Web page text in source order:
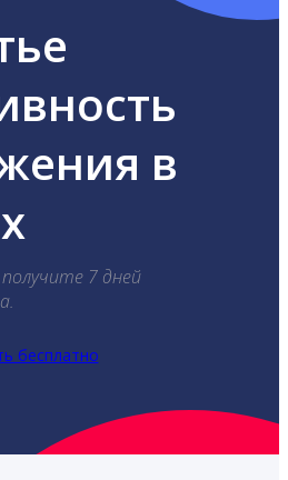
в
7 дней
бесплатно